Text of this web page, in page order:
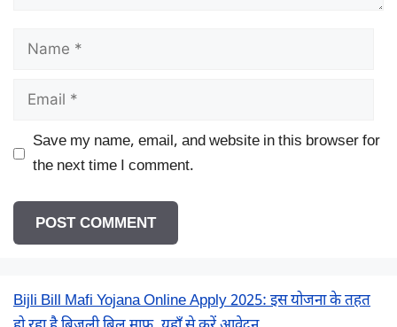
Name
Email
Save my name, email, and website in this browser for
the next time I comment.
Bijli Bill Mafi Yojana Online Apply 2025: इस योजना के तहत